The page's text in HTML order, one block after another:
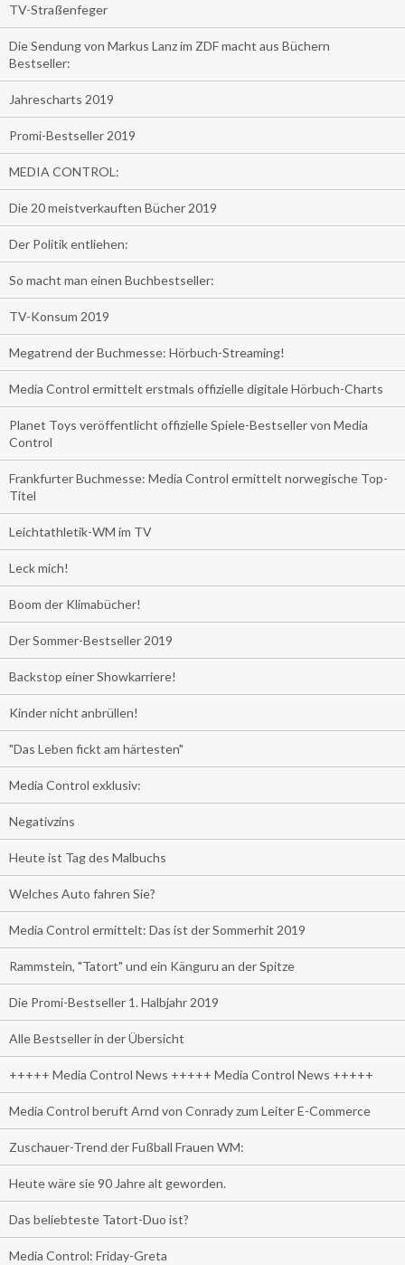
TV-Straßenfeger
Die Sendung von Markus Lanz im ZDF macht aus Büchern
Bestseller:
Jahrescharts 2019
Promi-Bestseller 2019
MEDIA CONTROL:
Die 20 meistverkauften Bücher 2019
Der Politik entliehen:
So macht man einen Buchbestseller:
TV-Konsum 2019
Megatrend der Buchmesse: Hörbuch-Streaming!
Media Control ermittelt erstmals offizielle digitale Hörbuch-Charts
Planet Toys veröffentlicht offizielle Spiele-Bestseller von Media
Control
Frankfurter Buchmesse: Media Control ermittelt norwegische Top-
Titel
Leichtathletik-WM im TV
Leck mich!
Boom der Klimabücher!
Der Sommer-Bestseller 2019
Backstop einer Showkarriere!
Kinder nicht anbrüllen!
"Das Leben fickt am härtesten"
Media Control exklusiv:
Negativzins
Heute ist Tag des Malbuchs
Welches Auto fahren Sie?
Media Control ermittelt: Das ist der Sommerhit 2019
Rammstein, "Tatort" und ein Känguru an der Spitze
Die Promi-Bestseller 1. Halbjahr 2019
Alle Bestseller in der Übersicht
+++++ Media Control News +++++ Media Control News +++++
Media Control beruft Arnd von Conrady zum Leiter E-Commerce
Zuschauer-Trend der Fußball Frauen WM:
Heute wäre sie 90 Jahre alt geworden.
Das beliebteste Tatort-Duo ist?
Media Control: Friday-Greta